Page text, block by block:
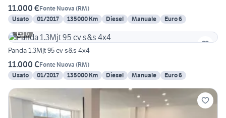
11.000 €Fonte Nuova (RM)
Usato
01/2017 135000 Km Diesel Manuale
Euro 6
6
Panda 1.3Mjt 95 cv s&s 4x4
11.000 €Fonte Nuova (RM)
Usato
01/2017 135000 Km Diesel Manuale Euro 6